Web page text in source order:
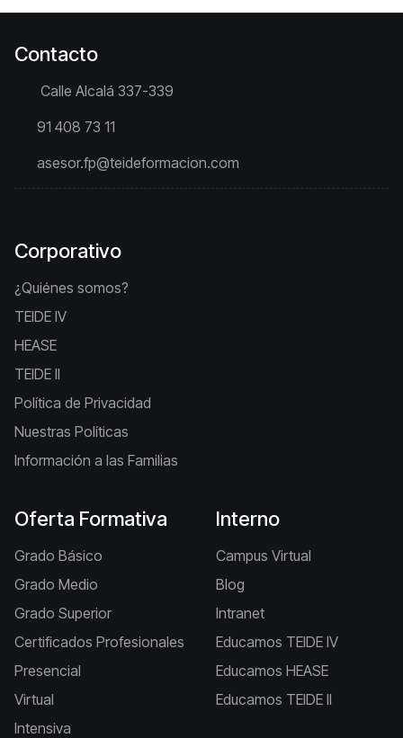
Contacto
Calle Alcalá 337-339
91 408 73 11
asesor.fp@teideformacion.com
Corporativo
¿Quiénes somos?
TEIDE IV
HEASE
TEIDE II
Política de Privacidad
Nuestras Políticas
Información a las Familias
Oferta Formativa
Grado Básico
Grado Medio
Grado Superior
Certificados Profesionales
Presencial
Virtual
Intensiva
Interno
Campus Virtual
Blog
Intranet
Educamos TEIDE IV
Educamos HEASE
Educamos TEIDE II